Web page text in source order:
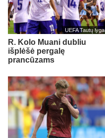
UEFA Tautų lyga
R. Kolo Muani dubliu
išplėšė pergalę
prancūzams